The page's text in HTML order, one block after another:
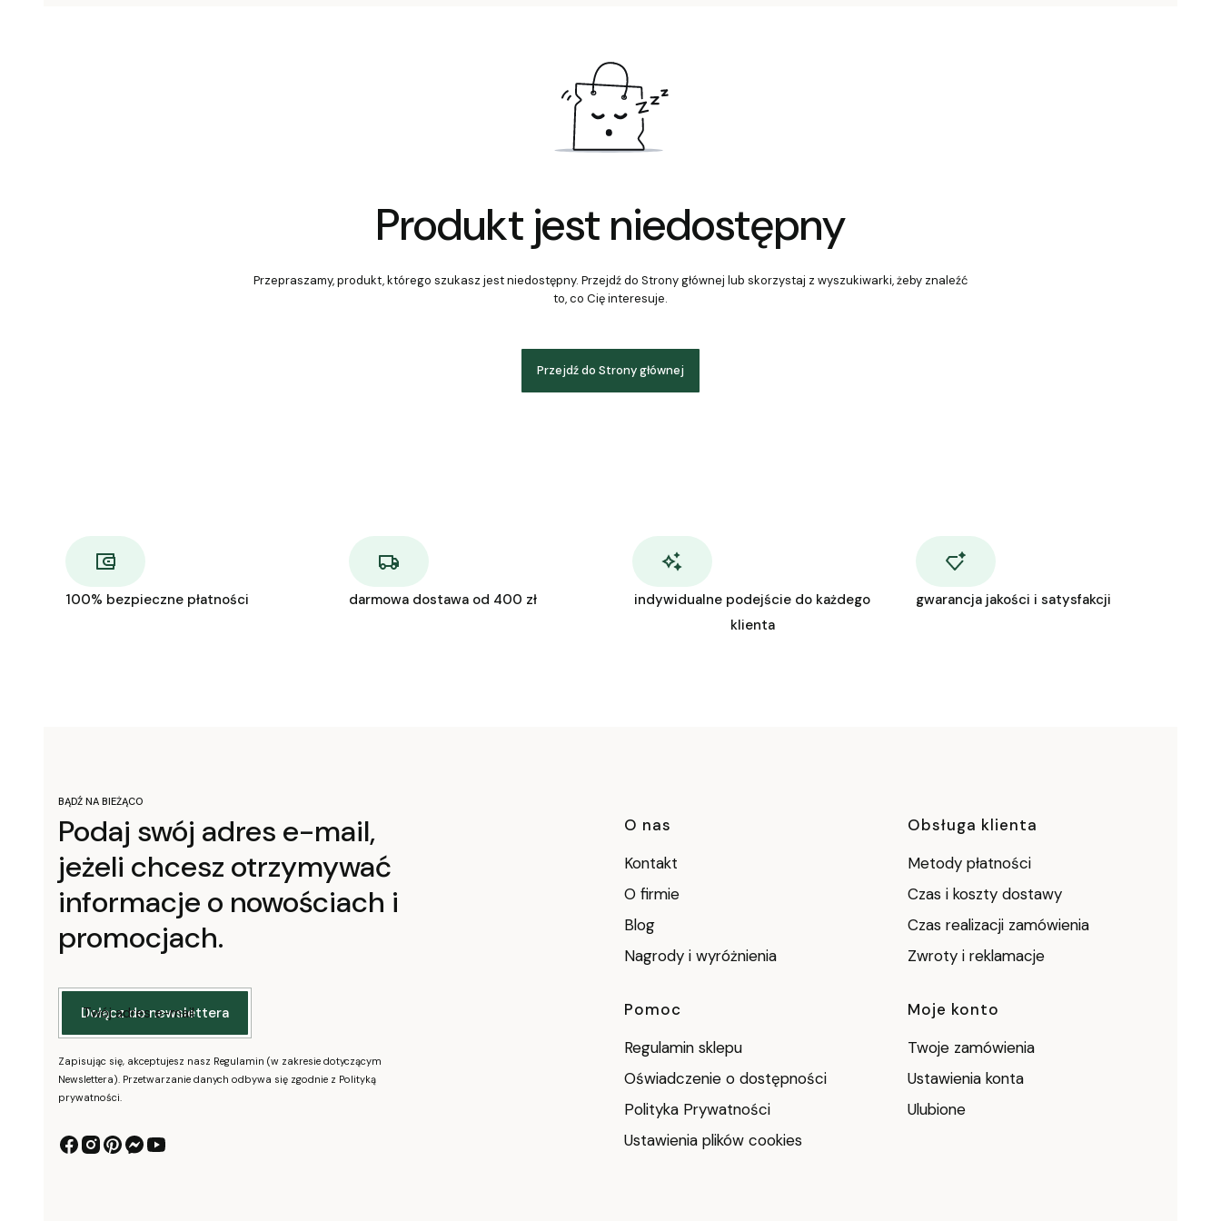
Produkt jest niedostępny
Przepraszamy, produkt, którego szukasz jest niedostępny. Przejdź do Strony głównej lub skorzystaj z wyszukiwarki, żeby znaleźć
to, co Cię interesuje.
Przejdź do Strony głównej
100% bezpieczne płatności darmowa dostawa od 400 zł
indywidualne podejście do każdego
klienta
gwarancja jakości i satysfakcji
BĄDŹ NA BIEŻĄCO
Podaj swój adres e-mail,
jeżeli chcesz otrzymywać
informacje o nowościach i
promocjach.
Twój adres e-mail
Dołącz do newslettera
Zapisując się, akceptujesz nasz Regulamin (w zakresie dotyczącym
Newslettera). Przetwarzanie danych odbywa się zgodnie z Polityką
prywatności.
Linki w stopce
O nas
Kontakt
O firmie
Blog
Nagrody i wyróżnienia
Obsługa klienta
Metody płatności
Czas i koszty dostawy
Czas realizacji zamówienia
Zwroty i reklamacje
Pomoc
Regulamin sklepu
Oświadczenie o dostępności
Polityka Prywatności
Ustawienia plików cookies
Moje konto
Twoje zamówienia
Ustawienia konta
Ulubione